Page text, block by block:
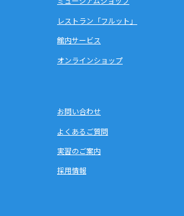
レストラン「フルット」
館内サービス
オンラインショップ
お問い合わせ
よくあるご質問
実習のご案内
採用情報